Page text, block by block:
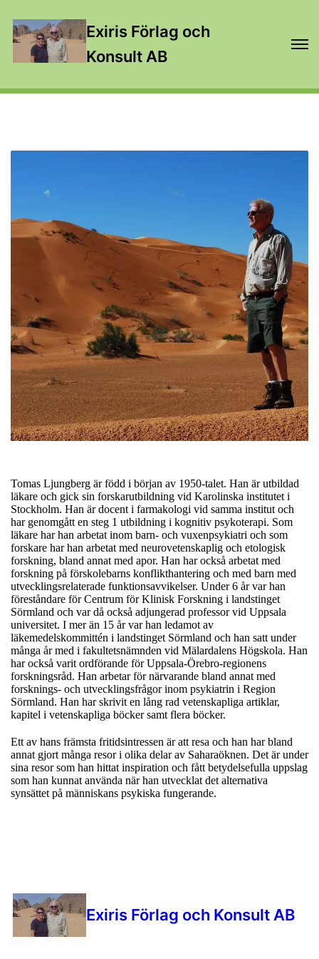
Exiris Förlag och
Konsult AB
Tomas Ljungberg är född i början av 1950-talet. Han är utbildad
läkare och gick sin forskarutbildning vid Karolinska institutet i
Stockholm. Han är docent i farmakologi vid samma institut och
har genomgått en steg 1 utbildning i kognitiv psykoterapi. Som
läkare har han arbetat inom barn- och vuxenpsykiatri och som
forskare har han arbetat med neurovetenskaplig och etologisk
forskning, bland annat med apor. Han har också arbetat med
forskning på förskolebarns konflikthantering och med barn med
utvecklingsrelaterade funktionsavvikelser. Under 6 år var han
föreståndare för Centrum för Klinisk Forskning i landstinget
Sörmland och var då också adjungerad professor vid Uppsala
universitet. I mer än 15 år var han ledamot av
läkemedelskommittén i landstinget Sörmland och han satt under
många år med i fakultetsnämnden vid Mälardalens Högskola. Han
har också varit ordförande för Uppsala-Örebro-regionens
forskningsråd. Han arbetar för närvarande bland annat med
forsknings- och utvecklingsfrågor inom psykiatrin i Region
Sörmland. Han har skrivit en lång rad vetenskapliga artiklar,
kapitel i vetenskapliga böcker samt flera böcker.
Ett av hans främsta fritidsintressen är att resa och han har bland
annat gjort många resor i olika delar av Saharaöknen. Det är under
sina resor som han hittat inspiration och fått betydelsefulla uppslag
som han kunnat använda när han utvecklat det alternativa
synsättet på människans psykiska fungerande.
Exiris Förlag och Konsult AB